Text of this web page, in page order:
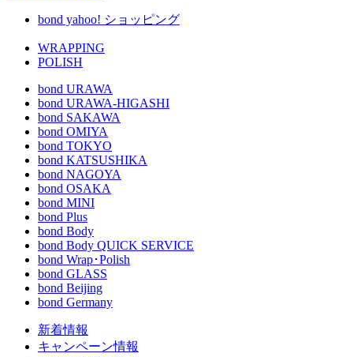
bond yahoo! ショッピング
WRAPPING
POLISH
bond URAWA
bond URAWA-HIGASHI
bond SAKAWA
bond OMIYA
bond TOKYO
bond KATSUSHIKA
bond NAGOYA
bond OSAKA
bond MINI
bond Plus
bond Body
bond Body QUICK SERVICE
bond Wrap･Polish
bond GLASS
bond Beijing
bond Germany
新着情報
キャンペーン情報